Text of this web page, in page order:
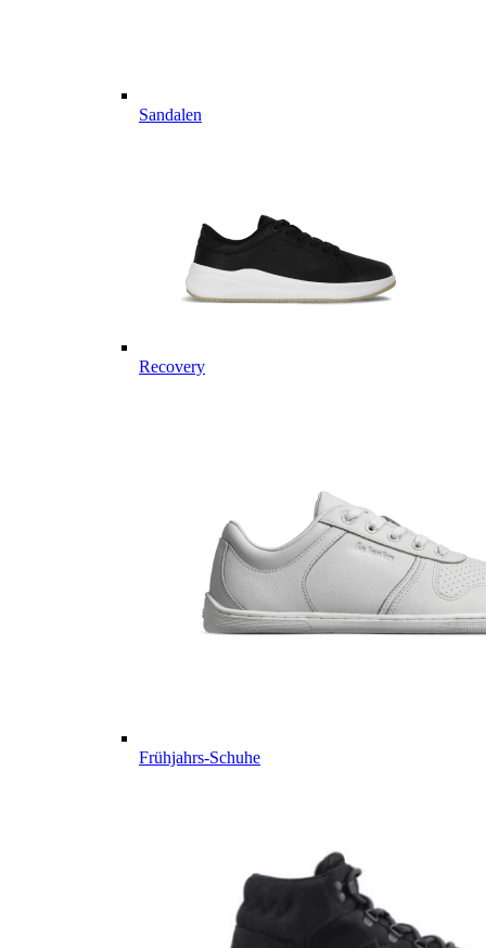
Sandalen
Recovery
Frühjahrs-Schuhe